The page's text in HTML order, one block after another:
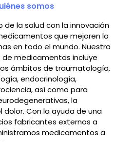
somos
de la salud con la innovación
que mejoren la
en todo el mundo. Nuestra
medicamentos incluye
ámbitos de traumatología,
endocrinología,
así como para
la
dolor. Con la ayuda de una
fabricantes externos a
medicamentos a